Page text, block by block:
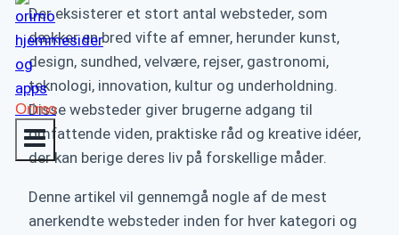
Orimo
Der eksisterer et stort antal websteder, som
dækker en bred vifte af emner, herunder kunst,
design, sundhed, velvære, rejser, gastronomi,
teknologi, innovation, kultur og underholdning.
Disse websteder giver brugerne adgang til
omfattende viden, praktiske råd og kreative idéer,
der kan berige deres liv på forskellige måder.
Denne artikel vil gennemgå nogle af de mest
anerkendte websteder inden for hver kategori og